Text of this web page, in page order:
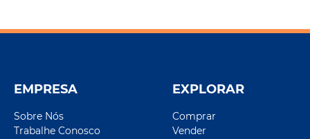
EMPRESA
Sobre Nós
Trabalhe Conosco
EXPLORAR
Comprar
Vender